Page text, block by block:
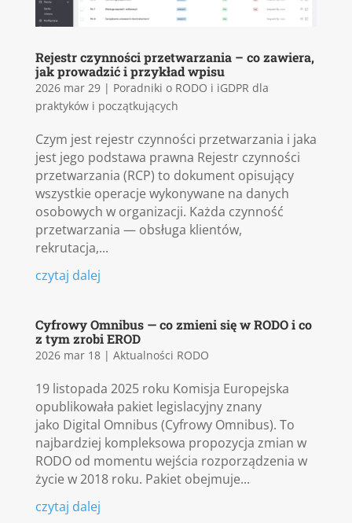
Rejestr czynności przetwarzania – co zawiera,
jak prowadzić i przykład wpisu
2026 mar 29| Poradniki o RODO i iGDPR dla
praktyków i początkujących
Czym jest rejestr czynności przetwarzania i jaka
jest jego podstawa prawna Rejestr czynności
przetwarzania (RCP) to dokument opisujący
wszystkie operacje wykonywane na danych
osobowych w organizacji. Każda czynność
przetwarzania — obsługa klientów,
rekrutacja,...
czytaj dalej
Cyfrowy Omnibus — co zmieni się w RODO i co
z tym zrobi EROD
2026 mar 18| Aktualności RODO
19 listopada 2025 roku Komisja Europejska
opublikowała pakiet legislacyjny znany
jako Digital Omnibus (Cyfrowy Omnibus). To
najbardziej kompleksowa propozycja zmian w
RODO od momentu wejścia rozporządzenia w
życie w 2018 roku. Pakiet obejmuje...
czytaj dalej